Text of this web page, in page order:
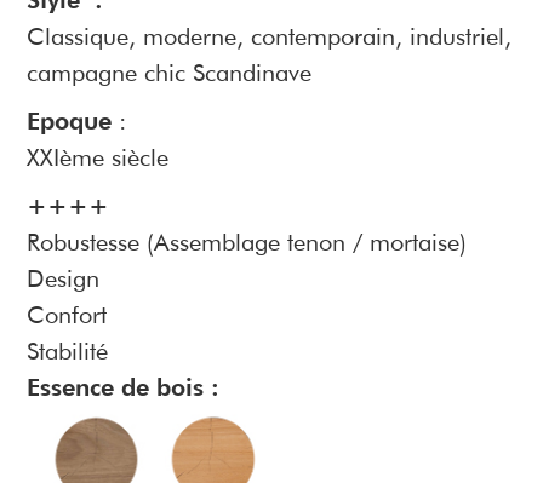
Classique, moderne, contemporain, industriel,
campagne chic Scandinave
Epoque :
XXIème siècle
++++
Robustesse (Assemblage tenon / mortaise)
Design
Confort
Stabilité
Essence de bois :